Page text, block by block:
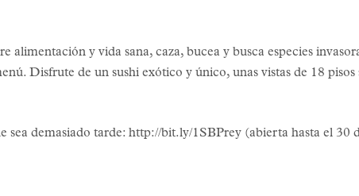
alimentación y vida sana, caza, bucea y busca especies
Disfrute de un sushi exótico y único, unas vistas de 18
sea demasiado tarde: http://bit.ly/1SBPrey (abierta hasta el 30